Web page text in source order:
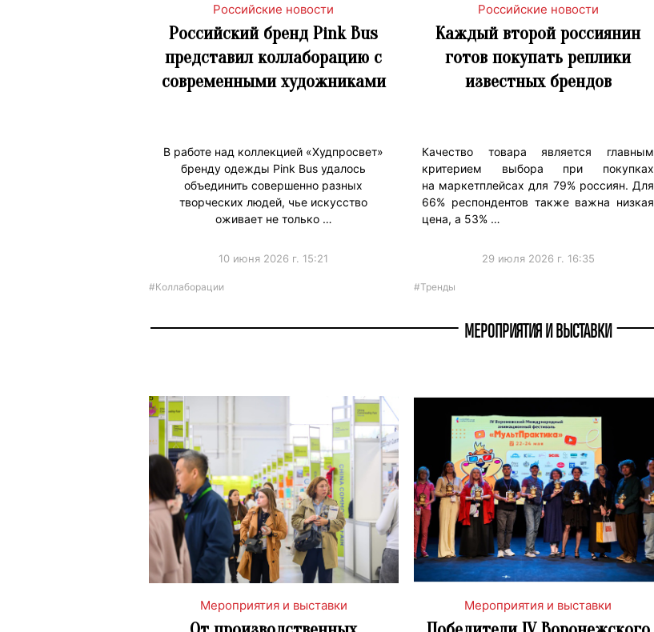
Российские новости
Российский бренд Pink Bus
представил коллаборацию с
современными художниками
В работе над коллекцией «Худпросвет»
бренду одежды Pink Bus удалось
объединить совершенно разных
творческих людей, чье искусство
оживает не только …
10 июня 2026 г. 15:21
#Коллаборации
Российские новости
Каждый второй россиянин
готов покупать реплики
известных брендов
Качество товара является главным
критерием выбора при покупках
на маркетплейсах для 79% россиян. Для
66% респондентов также важна низкая
цена, а 53% …
29 июля 2026 г. 16:35
#Тренды
МЕРОПРИЯТИЯ И ВЫСТАВКИ
Мероприятия и выставки Мероприятия и выставки